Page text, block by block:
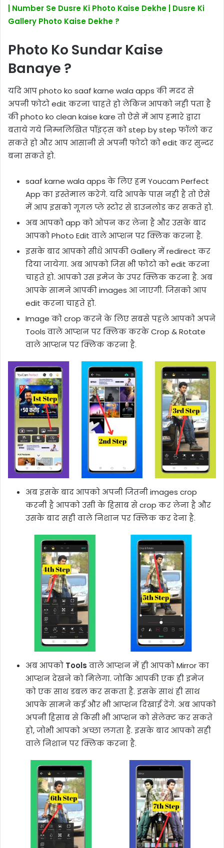
| Number Se Dusre Ki Photo Kaise Dekhe | Dusre Ki
Gallery Photo Kaise Dekhe ?
Photo Ko Sundar Kaise
Banaye ?
यदि आप photo ko saaf karne wala apps की मदद से
अपनी फोटो edit करना चाहते हो लेकिन आपको नही पता है
की photo ko clean kaise kare तो ऐसे में आप हमारे द्वारा
बताये गये निम्नलिखित पॉइंट्स को step by step फॉलो कर
सकते हो और आप आसानी से अपनी फोटो को edit कर सुन्दर
बना सकते हो.
saaf karne wala apps के लिए हम Youcam Perfect
App का इस्तेमाल करेगे. यदि आपके पास नही है तो ऐसे
में आप इसको गूगल प्ले स्टोर से डाउनलोड कर सकते हो.
अब आपको app को ओपन कर लेना है और उसके बाद
आपको Photo Edit वाले आप्शन पर क्लिक करना है.
इसके बाद आपको सीधे आपकी Gallery में redirect कर
दिया जायेगा. अब आपको जिस भी फोटो को edit करना
चाहते हो. आपको उस इमेज के उपर क्लिक करना है. अब
आपके सामने आपकी images आ जाएगी. जिसको आप
edit करना चाहते हो.
Image को crop करने के लिए सबसे पहले आपको अपने
Tools वाले आप्शन पर क्लिक करके Crop & Rotate
वाले आप्शन पर क्लिक करना है.
अब इसके बाद आपको अपनी जितनी images crop
करनी है आपको उसी के हिसाब से crop कर लेना है और
उसके बाद सही वाले निशान पर क्लिक कर देना है.
अब आपको Tools वाले आप्शन में ही आपको Mirror का
आप्शन देखने को मिलेगा. जोकि आपकी एक ही इमेज
को एक साथ डबल कर सकता है. इसके साथं ही साथ
आपके सामने कई और भी आप्शन दिखाई देंगे. अब आपको
अपनी हिसाब से किसी भी आप्शन को सेलेक्ट कर सकते
हो, जोभी आपको अच्छा लगता है. इसके बाद आपको सही
वाले निशान पर क्लिक करना है.